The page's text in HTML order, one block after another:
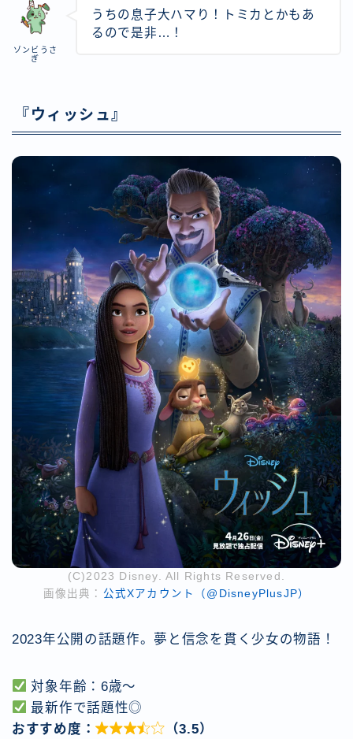
ゾンビうさ
ぎ
うちの息子大ハマり！トミカとかもあ
るので是非…！
『ウィッシュ』
(C)2023 Disney. All Rights Reserved.
画像出典： 公式Xアカウント（@DisneyPlusJP）
2023年公開の話題作。夢と信念を貫く少女の物語！
対象年齢：6歳〜
最新作で話題性◎
おすすめ度： （3.5）